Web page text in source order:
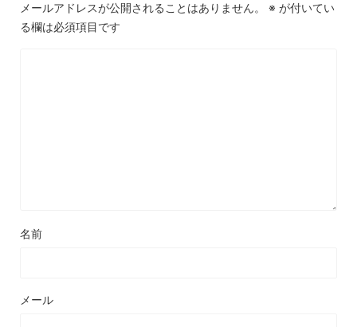
メールアドレスが公開されることはありません。 ※ が付いてい
る欄は必須項目です
名前
メール